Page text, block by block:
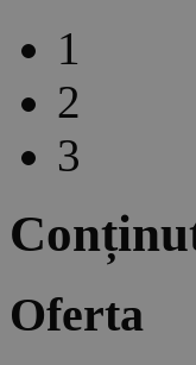
1
2
3
Oferta